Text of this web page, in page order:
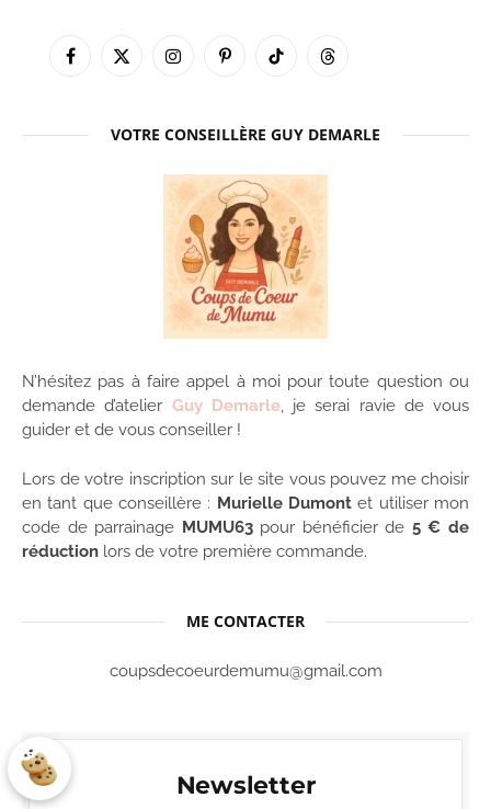
Facebook
X
InstagramPinterestTikTok Threads
VOTRE CONSEILLÈRE GUY DEMARLE
N’hésitez pas à faire appel à moi pour toute question ou
demande d’atelier Guy Demarle, je serai ravie de vous
guider et de vous conseiller !
Lors de votre inscription sur le site vous pouvez me choisir
en tant que conseillère : Murielle Dumont et utiliser mon
code de parrainage MUMU63pour bénéficier de 5 € de
réduction lors de votre première commande.
ME CONTACTER
coupsdecoeurdemumu@gmail.com
Newsletter